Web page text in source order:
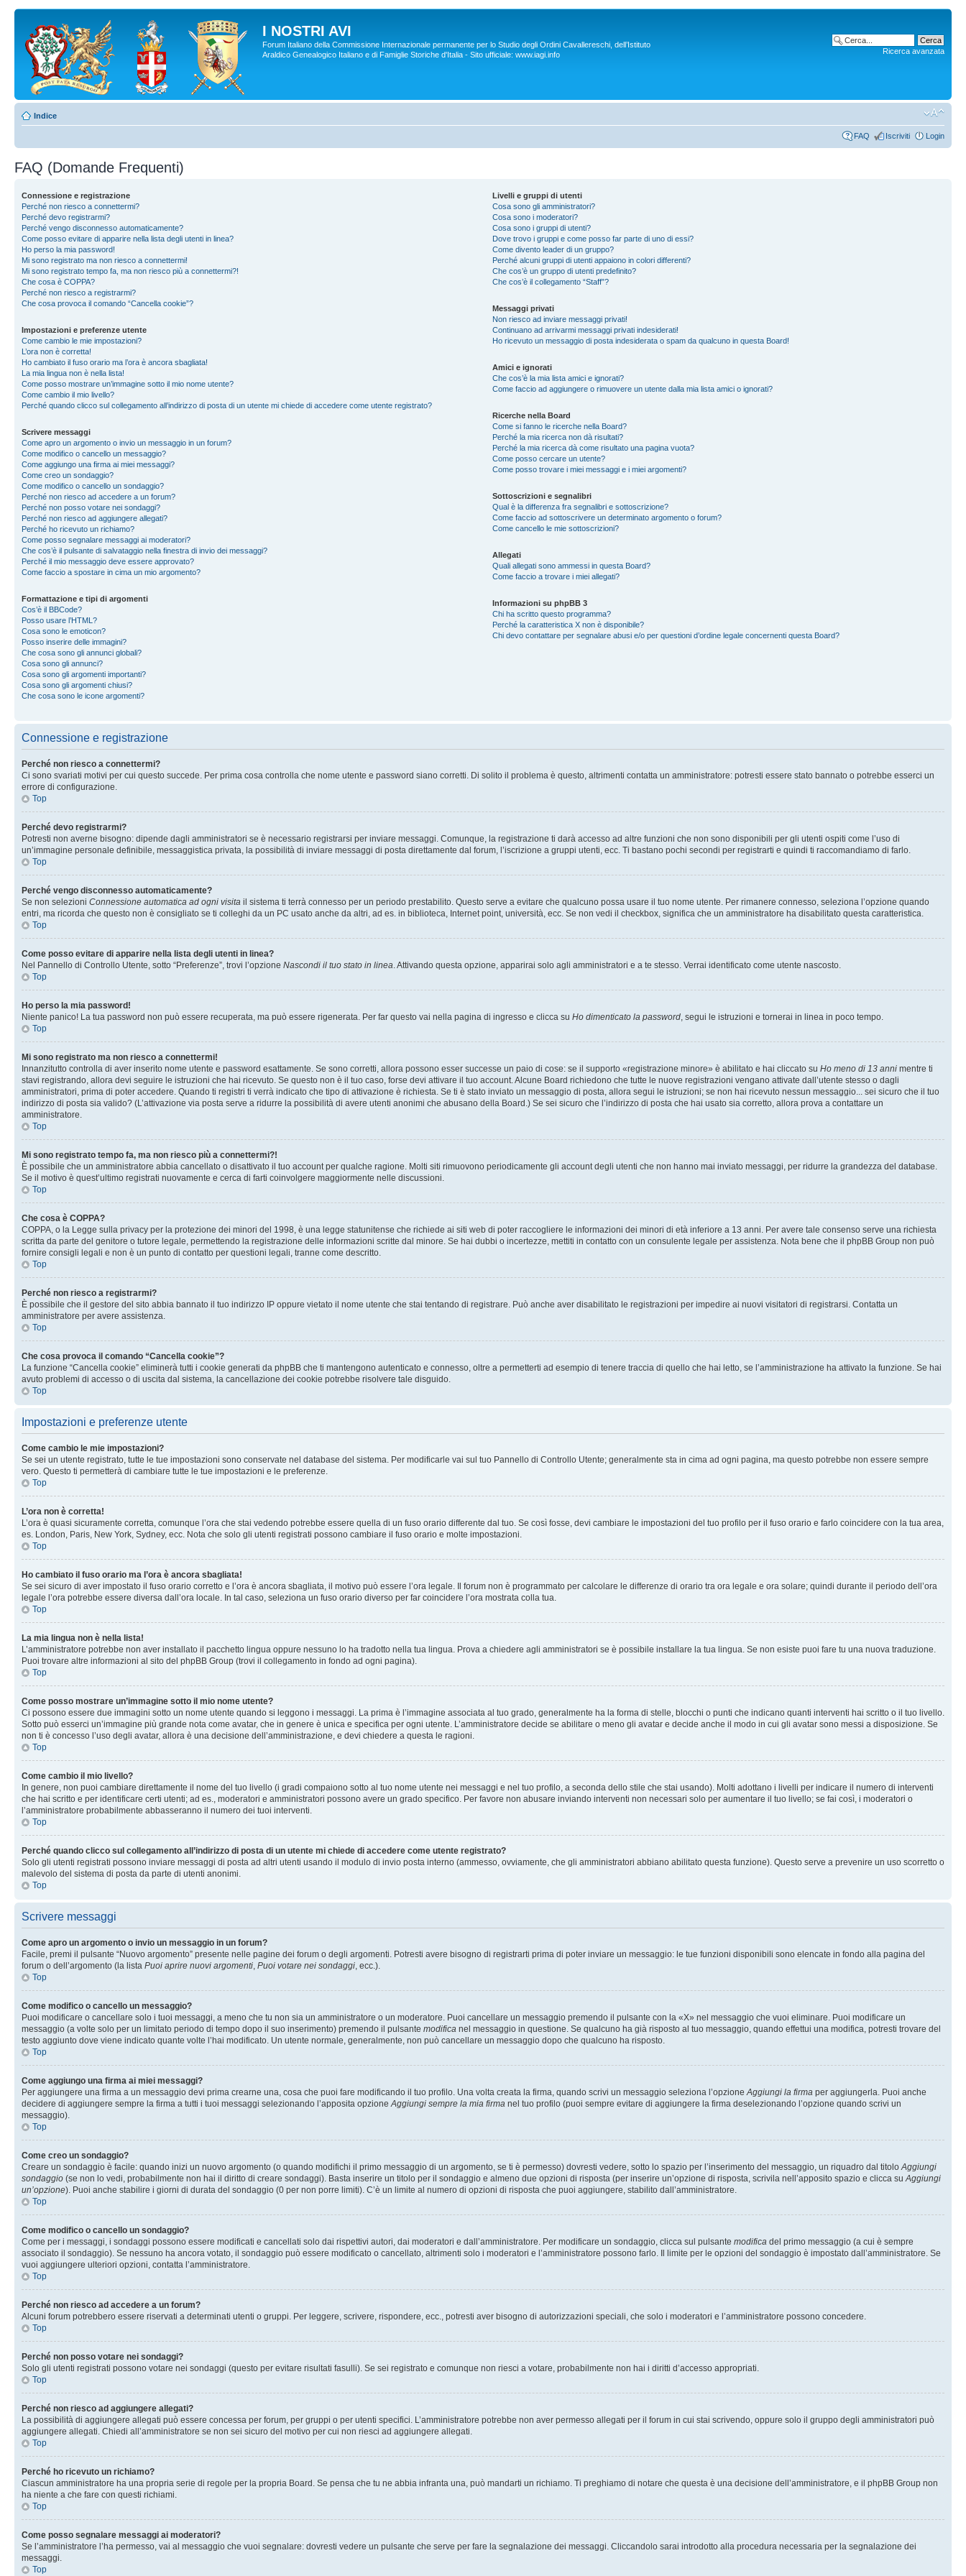
I NOSTRI AVI
Forum Italiano della Commissione Internazionale permanente per lo Studio degli Ordini Cavallereschi, dell’Istituto
Araldico Genealogico Italiano e di Famiglie Storiche d'Italia - Sito ufficiale: www.iagi.info
Ricerca avanzata
Indice
FAQ Iscriviti Login
FAQ (Domande Frequenti)
Connessione e registrazione
Perché non riesco a connettermi?
Perché devo registrarmi?
Perché vengo disconnesso automaticamente?
Come posso evitare di apparire nella lista degli utenti in linea?
Ho perso la mia password!
Mi sono registrato ma non riesco a connettermi!
Mi sono registrato tempo fa, ma non riesco più a connettermi?!
Che cosa è COPPA?
Perché non riesco a registrarmi?
Che cosa provoca il comando “Cancella cookie”?
Impostazioni e preferenze utente
Come cambio le mie impostazioni?
L’ora non è corretta!
Ho cambiato il fuso orario ma l’ora è ancora sbagliata!
La mia lingua non è nella lista!
Come posso mostrare un’immagine sotto il mio nome utente?
Come cambio il mio livello?
Perché quando clicco sul collegamento all’indirizzo di posta di un utente mi chiede di accedere come utente registrato?
Scrivere messaggi
Come apro un argomento o invio un messaggio in un forum?
Come modifico o cancello un messaggio?
Come aggiungo una firma ai miei messaggi?
Come creo un sondaggio?
Come modifico o cancello un sondaggio?
Perché non riesco ad accedere a un forum?
Perché non posso votare nei sondaggi?
Perché non riesco ad aggiungere allegati?
Perché ho ricevuto un richiamo?
Come posso segnalare messaggi ai moderatori?
Che cos’è il pulsante di salvataggio nella finestra di invio dei messaggi?
Perché il mio messaggio deve essere approvato?
Come faccio a spostare in cima un mio argomento?
Formattazione e tipi di argomenti
Cos’è il BBCode?
Posso usare l’HTML?
Cosa sono le emoticon?
Posso inserire delle immagini?
Che cosa sono gli annunci globali?
Cosa sono gli annunci?
Cosa sono gli argomenti importanti?
Cosa sono gli argomenti chiusi?
Che cosa sono le icone argomenti?
Livelli e gruppi di utenti
Cosa sono gli amministratori?
Cosa sono i moderatori?
Cosa sono i gruppi di utenti?
Dove trovo i gruppi e come posso far parte di uno di essi?
Come divento leader di un gruppo?
Perché alcuni gruppi di utenti appaiono in colori differenti?
Che cos’è un gruppo di utenti predefinito?
Che cos’è il collegamento “Staff”?
Messaggi privati
Non riesco ad inviare messaggi privati!
Continuano ad arrivarmi messaggi privati indesiderati!
Ho ricevuto un messaggio di posta indesiderata o spam da qualcuno in questa Board!
Amici e ignorati
Che cos’è la mia lista amici e ignorati?
Come faccio ad aggiungere o rimuovere un utente dalla mia lista amici o ignorati?
Ricerche nella Board
Come si fanno le ricerche nella Board?
Perché la mia ricerca non dà risultati?
Perché la mia ricerca dà come risultato una pagina vuota?
Come posso cercare un utente?
Come posso trovare i miei messaggi e i miei argomenti?
Sottoscrizioni e segnalibri
Qual è la differenza fra segnalibri e sottoscrizione?
Come faccio ad sottoscrivere un determinato argomento o forum?
Come cancello le mie sottoscrizioni?
Allegati
Quali allegati sono ammessi in questa Board?
Come faccio a trovare i miei allegati?
Informazioni su phpBB 3
Chi ha scritto questo programma?
Perché la caratteristica X non è disponibile?
Chi devo contattare per segnalare abusi e/o per questioni d’ordine legale concernenti questa Board?
Connessione e registrazione
Perché non riesco a connettermi?
Ci sono svariati motivi per cui questo succede. Per prima cosa controlla che nome utente e password siano corretti. Di solito il problema è questo, altrimenti contatta un amministratore: potresti essere stato bannato o potrebbe esserci un
errore di configurazione.
Top
Perché devo registrarmi?
Potresti non averne bisogno: dipende dagli amministratori se è necessario registrarsi per inviare messaggi. Comunque, la registrazione ti darà accesso ad altre funzioni che non sono disponibili per gli utenti ospiti come l’uso di
un’immagine personale definibile, messaggistica privata, la possibilità di inviare messaggi di posta direttamente dal forum, l’iscrizione a gruppi utenti, ecc. Ti bastano pochi secondi per registrarti e quindi ti raccomandiamo di farlo.
Top
Perché vengo disconnesso automaticamente?
Se non selezioni Connessione automatica ad ogni visita il sistema ti terrà connesso per un periodo prestabilito. Questo serve a evitare che qualcuno possa usare il tuo nome utente. Per rimanere connesso, seleziona l’opzione quando
entri, ma ricorda che questo non è consigliato se ti colleghi da un PC usato anche da altri, ad es. in biblioteca, Internet point, università, ecc. Se non vedi il checkbox, significa che un amministratore ha disabilitato questa caratteristica.
Top
Come posso evitare di apparire nella lista degli utenti in linea?
Nel Pannello di Controllo Utente, sotto “Preferenze”, trovi l’opzione Nascondi il tuo stato in linea. Attivando questa opzione, apparirai solo agli amministratori e a te stesso. Verrai identificato come utente nascosto.
Top
Ho perso la mia password!
Niente panico! La tua password non può essere recuperata, ma può essere rigenerata. Per far questo vai nella pagina di ingresso e clicca su Ho dimenticato la password, segui le istruzioni e tornerai in linea in poco tempo.
Top
Mi sono registrato ma non riesco a connettermi!
Innanzitutto controlla di aver inserito nome utente e password esattamente. Se sono corretti, allora possono esser successe un paio di cose: se il supporto «registrazione minore» è abilitato e hai cliccato su Ho meno di 13 anni mentre ti
stavi registrando, allora devi seguire le istruzioni che hai ricevuto. Se questo non è il tuo caso, forse devi attivare il tuo account. Alcune Board richiedono che tutte le nuove registrazioni vengano attivate dall’utente stesso o dagli
amministratori, prima di poter accedere. Quando ti registri ti verrà indicato che tipo di attivazione è richiesta. Se ti è stato inviato un messaggio di posta, allora segui le istruzioni; se non hai ricevuto nessun messaggio... sei sicuro che il tuo
indirizzo di posta sia valido? (L’attivazione via posta serve a ridurre la possibilità di avere utenti anonimi che abusano della Board.) Se sei sicuro che l’indirizzo di posta che hai usato sia corretto, allora prova a contattare un
amministratore.
Top
Mi sono registrato tempo fa, ma non riesco più a connettermi?!
È possibile che un amministratore abbia cancellato o disattivato il tuo account per qualche ragione. Molti siti rimuovono periodicamente gli account degli utenti che non hanno mai inviato messaggi, per ridurre la grandezza del database.
Se il motivo è quest’ultimo registrati nuovamente e cerca di farti coinvolgere maggiormente nelle discussioni.
Top
Che cosa è COPPA?
COPPA, o la Legge sulla privacy per la protezione dei minori del 1998, è una legge statunitense che richiede ai siti web di poter raccogliere le informazioni dei minori di età inferiore a 13 anni. Per avere tale consenso serve una richiesta
scritta da parte del genitore o tutore legale, permettendo la registrazione delle informazioni scritte dal minore. Se hai dubbi o incertezze, mettiti in contatto con un consulente legale per assistenza. Nota bene che il phpBB Group non può
fornire consigli legali e non è un punto di contatto per questioni legali, tranne come descritto.
Top
Perché non riesco a registrarmi?
È possibile che il gestore del sito abbia bannato il tuo indirizzo IP oppure vietato il nome utente che stai tentando di registrare. Può anche aver disabilitato le registrazioni per impedire ai nuovi visitatori di registrarsi. Contatta un
amministratore per avere assistenza.
Top
Che cosa provoca il comando “Cancella cookie”?
La funzione “Cancella cookie” eliminerà tutti i cookie generati da phpBB che ti mantengono autenticato e connesso, oltre a permetterti ad esempio di tenere traccia di quello che hai letto, se l’amministrazione ha attivato la funzione. Se hai
avuto problemi di accesso o di uscita dal sistema, la cancellazione dei cookie potrebbe risolvere tale disguido.
Top
Impostazioni e preferenze utente
Come cambio le mie impostazioni?
Se sei un utente registrato, tutte le tue impostazioni sono conservate nel database del sistema. Per modificarle vai sul tuo Pannello di Controllo Utente; generalmente sta in cima ad ogni pagina, ma questo potrebbe non essere sempre
vero. Questo ti permetterà di cambiare tutte le tue impostazioni e le preferenze.
Top
L’ora non è corretta!
L’ora è quasi sicuramente corretta, comunque l’ora che stai vedendo potrebbe essere quella di un fuso orario differente dal tuo. Se così fosse, devi cambiare le impostazioni del tuo profilo per il fuso orario e farlo coincidere con la tua area,
es. London, Paris, New York, Sydney, ecc. Nota che solo gli utenti registrati possono cambiare il fuso orario e molte impostazioni.
Top
Ho cambiato il fuso orario ma l’ora è ancora sbagliata!
Se sei sicuro di aver impostato il fuso orario corretto e l’ora è ancora sbagliata, il motivo può essere l’ora legale. Il forum non è programmato per calcolare le differenze di orario tra ora legale e ora solare; quindi durante il periodo dell’ora
legale l’ora potrebbe essere diversa dall’ora locale. In tal caso, seleziona un fuso orario diverso per far coincidere l’ora mostrata colla tua.
Top
La mia lingua non è nella lista!
L’amministratore potrebbe non aver installato il pacchetto lingua oppure nessuno lo ha tradotto nella tua lingua. Prova a chiedere agli amministratori se è possibile installare la tua lingua. Se non esiste puoi fare tu una nuova traduzione.
Puoi trovare altre informazioni al sito del phpBB Group (trovi il collegamento in fondo ad ogni pagina).
Top
Come posso mostrare un’immagine sotto il mio nome utente?
Ci possono essere due immagini sotto un nome utente quando si leggono i messaggi. La prima è l’immagine associata al tuo grado, generalmente ha la forma di stelle, blocchi o punti che indicano quanti interventi hai scritto o il tuo livello.
Sotto può esserci un’immagine più grande nota come avatar, che in genere è unica e specifica per ogni utente. L’amministratore decide se abilitare o meno gli avatar e decide anche il modo in cui gli avatar sono messi a disposizione. Se
non ti è concesso l’uso degli avatar, allora è una decisione dell’amministrazione, e devi chiedere a questa le ragioni.
Top
Come cambio il mio livello?
In genere, non puoi cambiare direttamente il nome del tuo livello (i gradi compaiono sotto al tuo nome utente nei messaggi e nel tuo profilo, a seconda dello stile che stai usando). Molti adottano i livelli per indicare il numero di interventi
che hai scritto e per identificare certi utenti; ad es., moderatori e amministratori possono avere un grado specifico. Per favore non abusare inviando interventi non necessari solo per aumentare il tuo livello; se fai così, i moderatori o
l’amministratore probabilmente abbasseranno il numero dei tuoi interventi.
Top
Perché quando clicco sul collegamento all’indirizzo di posta di un utente mi chiede di accedere come utente registrato?
Solo gli utenti registrati possono inviare messaggi di posta ad altri utenti usando il modulo di invio posta interno (ammesso, ovviamente, che gli amministratori abbiano abilitato questa funzione). Questo serve a prevenire un uso scorretto o
malevolo del sistema di posta da parte di utenti anonimi.
Top
Scrivere messaggi
Come apro un argomento o invio un messaggio in un forum?
Facile, premi il pulsante “Nuovo argomento” presente nelle pagine dei forum o degli argomenti. Potresti avere bisogno di registrarti prima di poter inviare un messaggio: le tue funzioni disponibili sono elencate in fondo alla pagina del
forum o dell’argomento (la lista Puoi aprire nuovi argomenti, Puoi votare nei sondaggi, ecc.).
Top
Come modifico o cancello un messaggio?
Puoi modificare o cancellare solo i tuoi messaggi, a meno che tu non sia un amministratore o un moderatore. Puoi cancellare un messaggio premendo il pulsante con la «X» nel messaggio che vuoi eliminare. Puoi modificare un
messaggio (a volte solo per un limitato periodo di tempo dopo il suo inserimento) premendo il pulsante modifica nel messaggio in questione. Se qualcuno ha già risposto al tuo messaggio, quando effettui una modifica, potresti trovare del
testo aggiunto dove viene indicato quante volte l’hai modificato. Un utente normale, generalmente, non può cancellare un messaggio dopo che qualcuno ha risposto.
Top
Come aggiungo una firma ai miei messaggi?
Per aggiungere una firma a un messaggio devi prima crearne una, cosa che puoi fare modificando il tuo profilo. Una volta creata la firma, quando scrivi un messaggio seleziona l’opzioneAggiungi la firma per aggiungerla. Puoi anche
decidere di aggiungere sempre la firma a tutti i tuoi messaggi selezionando l’apposita opzioneAggiungi sempre la mia firma nel tuo profilo (puoi sempre evitare di aggiungere la firma deselezionando l’opzione quando scrivi un
messaggio).
Top
Come creo un sondaggio?
Creare un sondaggio è facile: quando inizi un nuovo argomento (o quando modifichi il primo messaggio di un argomento, se ti è permesso) dovresti vedere, sotto lo spazio per l’inserimento del messaggio, un riquadro dal titoloAggiungi
sondaggio (se non lo vedi, probabilmente non hai il diritto di creare sondaggi). Basta inserire un titolo per il sondaggio e almeno due opzioni di risposta (per inserire un’opzione di risposta, scrivila nell’apposito spazio e clicca suAggiungi
un’opzione). Puoi anche stabilire i giorni di durata del sondaggio (0 per non porre limiti). C’è un limite al numero di opzioni di risposta che puoi aggiungere, stabilito dall’amministratore.
Top
Come modifico o cancello un sondaggio?
Come per i messaggi, i sondaggi possono essere modificati e cancellati solo dai rispettivi autori, dai moderatori e dall’amministratore. Per modificare un sondaggio, clicca sul pulsante modifica del primo messaggio (a cui è sempre
associato il sondaggio). Se nessuno ha ancora votato, il sondaggio può essere modificato o cancellato, altrimenti solo i moderatori e l’amministratore possono farlo. Il limite per le opzioni del sondaggio è impostato dall’amministratore. Se
vuoi aggiungere ulteriori opzioni, contatta l’amministratore.
Top
Perché non riesco ad accedere a un forum?
Alcuni forum potrebbero essere riservati a determinati utenti o gruppi. Per leggere, scrivere, rispondere, ecc., potresti aver bisogno di autorizzazioni speciali, che solo i moderatori e l’amministratore possono concedere.
Top
Perché non posso votare nei sondaggi?
Solo gli utenti registrati possono votare nei sondaggi (questo per evitare risultati fasulli). Se sei registrato e comunque non riesci a votare, probabilmente non hai i diritti d’accesso appropriati.
Top
Perché non riesco ad aggiungere allegati?
La possibilità di aggiungere allegati può essere concessa per forum, per gruppi o per utenti specifici. L’amministratore potrebbe non aver permesso allegati per il forum in cui stai scrivendo, oppure solo il gruppo degli amministratori può
aggiungere allegati. Chiedi all’amministratore se non sei sicuro del motivo per cui non riesci ad aggiungere allegati.
Top
Perché ho ricevuto un richiamo?
Ciascun amministratore ha una propria serie di regole per la propria Board. Se pensa che tu ne abbia infranta una, può mandarti un richiamo. Ti preghiamo di notare che questa è una decisione dell’amministratore, e il phpBB Group non
ha niente a che fare con questi richiami.
Top
Come posso segnalare messaggi ai moderatori?
Se l’amministratore l’ha permesso, vai al messaggio che vuoi segnalare: dovresti vedere un pulsante che serve per fare la segnalazione dei messaggi. Cliccandolo sarai introdotto alla procedura necessaria per la segnalazione dei
messaggi.
Top